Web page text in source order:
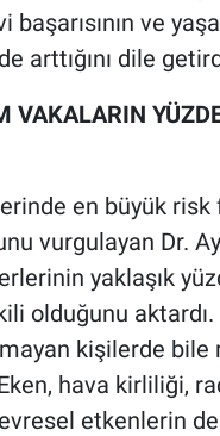
başarısının ve
arttığını dile
VAKALARIN
en büyük risk
vurgulayan Dr.
yaklaşık
olduğunu
kişilerde bile
hava kirliliği,
etkenlerin